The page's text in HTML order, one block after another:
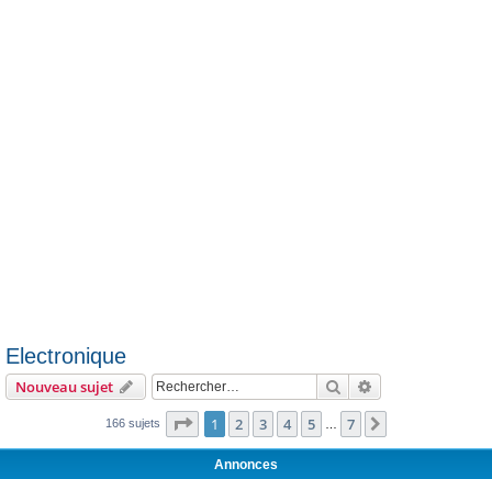
Electronique
Nouveau sujet Rechercher
166 sujets Page 1sur7
1 2 3 4 5 7
Annonces